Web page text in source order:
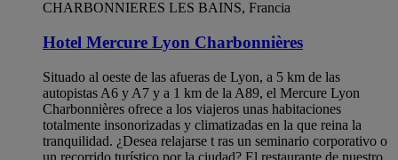
CHARBONNIERES LES BAINS, Francia
Hotel Mercure Lyon Charbonnières
Situado al oeste de las afueras de Lyon, a 5 km de las
autopistas A6 y A7 y a 1 km de la A89, el Mercure Lyon
Charbonnières ofrece a los viajeros unas habitaciones
totalmente insonorizadas y climatizadas en la que reina la
tranquilidad. ¿Desea relajarse t ras un seminario corporativo o
un recorrido turístico por la ciudad? El restaurante de nuestro